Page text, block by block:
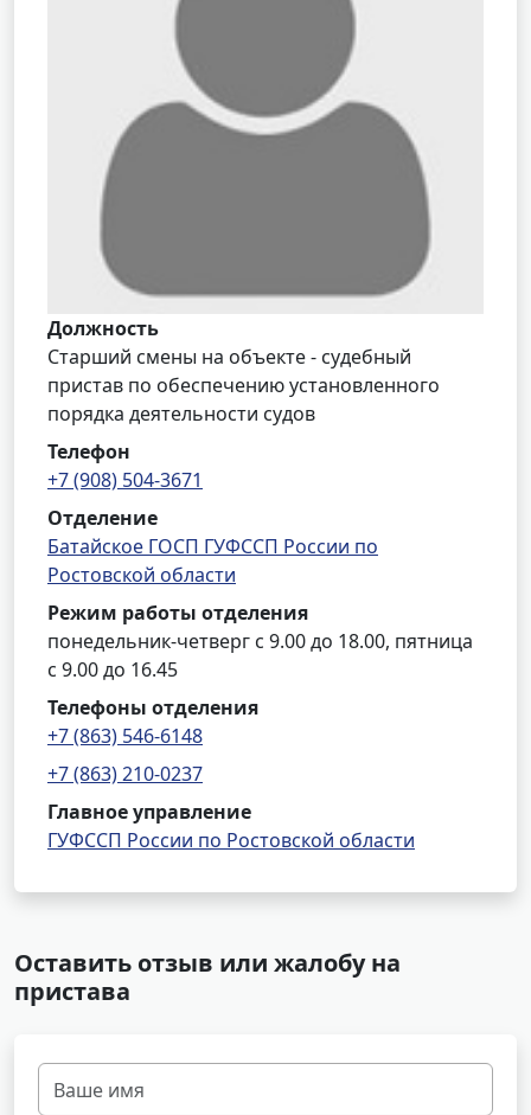
Должность
Старший смены на объекте - судебный
пристав по обеспечению установленного
порядка деятельности судов
Телефон
+7 (908) 504-3671
Отделение
Батайское ГОСП ГУФССП России по
Ростовской области
Режим работы отделения
понедельник-четверг с 9.00 до 18.00, пятница
с 9.00 до 16.45
Телефоны отделения
+7 (863) 546-6148
+7 (863) 210-0237
Главное управление
ГУФССП России по Ростовской области
Оставить отзыв или жалобу на
пристава